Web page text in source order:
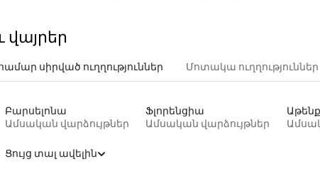
վայրեր
սիրված ուղղություններ Մոտակա ուղղություններ
Բարսելոնա
Ամսական վարձույթներ
Ֆլորենցիա
Ամսական վարձույթներ
Աթենք
Ցույց տալ ավելին